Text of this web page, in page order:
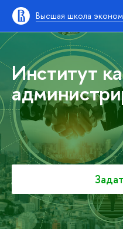
Высшая школа
Институт